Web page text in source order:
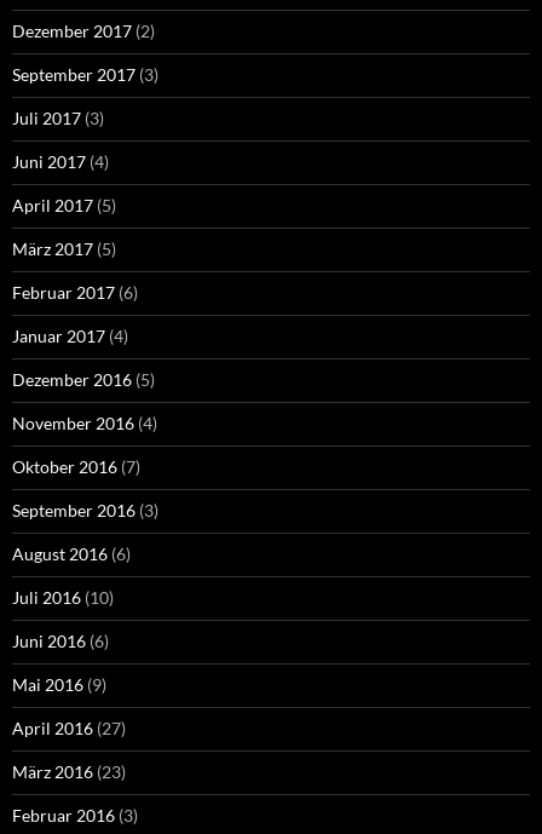
Dezember 2017 (2)
September 2017 (3)
Juli 2017 (3)
Juni 2017 (4)
April 2017 (5)
März 2017 (5)
Februar 2017 (6)
Januar 2017 (4)
Dezember 2016 (5)
November 2016 (4)
Oktober 2016 (7)
September 2016 (3)
August 2016 (6)
Juli 2016 (10)
Juni 2016 (6)
Mai 2016 (9)
April 2016 (27)
März 2016 (23)
Februar 2016 (3)